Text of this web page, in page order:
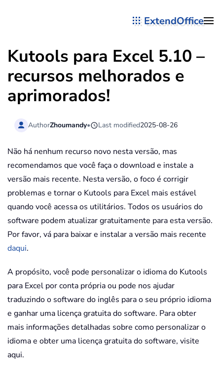
ExtendOffice
Kutools para Excel 5.10 –
recursos melhorados e
aprimorados!
AuthorZhoumandy• Last modified2025-08-26
Não há nenhum recurso novo nesta versão, mas
recomendamos que você faça o download e instale a
versão mais recente. Nesta versão, o foco é corrigir
problemas e tornar o Kutools para Excel mais estável
quando você acessa os utilitários. Todos os usuários do
software podem atualizar gratuitamente para esta versão.
Por favor, vá para baixar e instalar a versão mais recente
daqui.
A propósito, você pode personalizar o idioma do Kutools
para Excel por conta própria ou pode nos ajudar
traduzindo o software do inglês para o seu próprio idioma
e ganhar uma licença gratuita do software. Para obter
mais informações detalhadas sobre como personalizar o
idioma e obter uma licença gratuita do software, visite
aqui.